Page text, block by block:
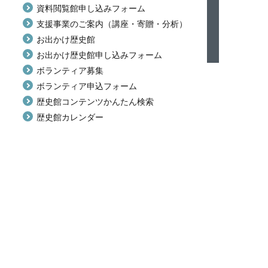
資料閲覧館申し込みフォーム
支援事業のご案内（講座・寄贈・分析）
お出かけ歴史館
お出かけ歴史館申し込みフォーム
ボランティア募集
ボランティア申込フォーム
歴史館コンテンツかんたん検索
歴史館カレンダー